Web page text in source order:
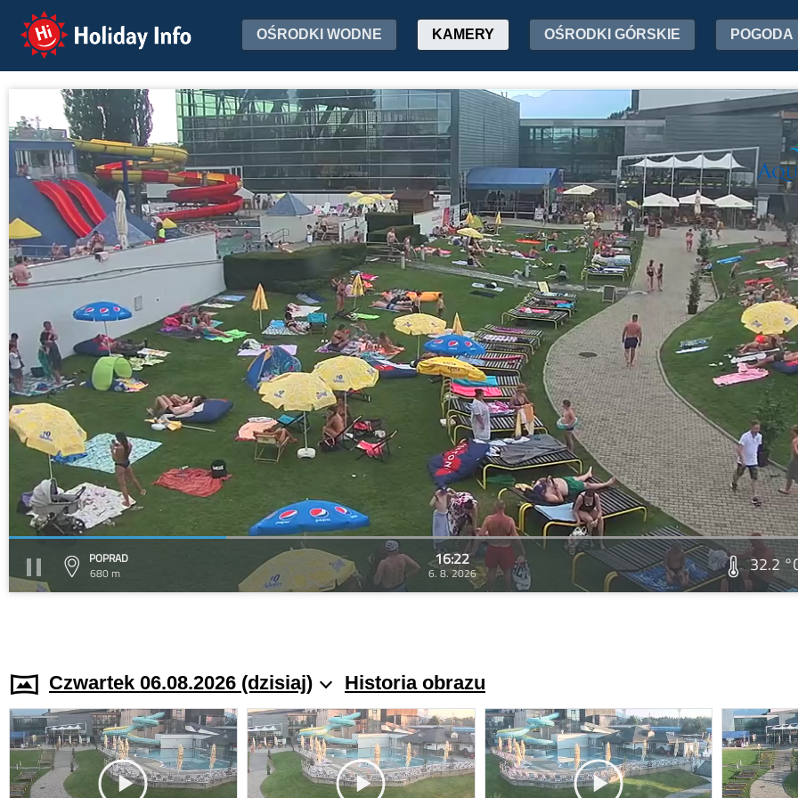
Holiday Info OŚRODKI WODNE KAMERY OŚRODKI GÓRSKIE POGODA
POPRAD
680 m
16:22
6. 8. 2026 32.2
Czwartek 06.08.2026 (dzisiaj) Historia obrazu